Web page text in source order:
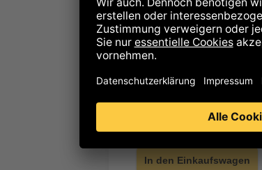
veganalkoholfrei
62% Dominikanische
inkl. 10% MwSt.
Labooko (2 Tafeln à 35g /70g)
In den Einkaufswagen